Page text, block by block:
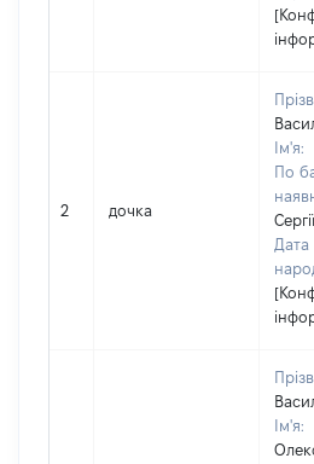
2 дочка
Ім'я:
По
Дата
Ім'я: